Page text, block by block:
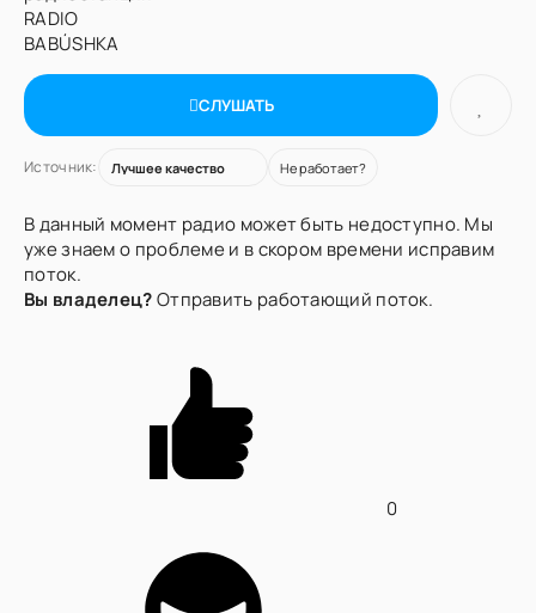
СЛУШАТЬ
Источник: Не работает?
В данный момент радио может быть недоступно. Мы
уже знаем о проблеме и в скором времени исправим
поток.
Вы владелец?Отправить работающий поток.
0